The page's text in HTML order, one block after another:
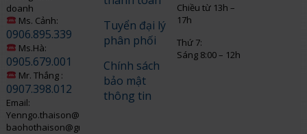
doanh
Ms. Cảnh:
0906.895.339
Ms.Hà:
0905.679.001
Mr. Thắng :
0907.398.012
Email:
Yenngo.thaison@gmail.com
baohothaison@gmail.com
Tuyển đại lý
phân phối
Chính sách
bảo mật
thông tin
Chiều từ 13h –
17h
Thứ 7:
Sáng 8:00 – 12h